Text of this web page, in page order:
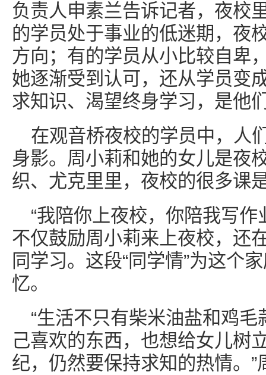
负责人申素兰告诉记者，夜校
的学员处于事业的低迷期，夜
方向；有的学员从小比较自卑
她逐渐受到认可，还从学员
求知识、渴望终身学习，是他
在观音桥夜校的学员中，人
身影。周小莉和她的女儿是夜
织、尤克里里，夜校的很多课
“我陪你上夜校，你陪我写作
不仅鼓励周小莉来上夜校，还
同学习。这段“同学情”为这个
忆。
“生活不只有柴米油盐和鸡
己喜欢的东西，也想给女儿树
纪，仍然要保持求知的热情。